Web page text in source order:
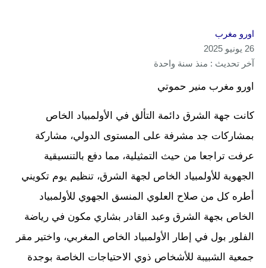
اورو مغرب
26 يونيو 2025
آخر تحديث : منذ سنة واحدة
اورو مغرب منير حموتي
كانت جهة الشرق دائمة التألق في الأولمبياد الخاص
بمشاركات جد مشرفة على المستوى الدولي، مشاركة
عرفت تراجعا من حيث التمثيلية، مما دفع بالتنسيقية
الجهوية للأولمبياد الخاص لجهة الشرق، تنظيم يوم تكويني
أطره كل من صلاح العلوي المنسق الجهوي للأولمبياد
الخاص بجهة الشرق وعبد القادر بشاري مكون في رياضة
الفلور بول في إطار الأولمبياد الخاص المغربي، واختير مقر
جمعية الشبيبة للأشخاص ذوي الاحتياجات الخاصة بوجدة